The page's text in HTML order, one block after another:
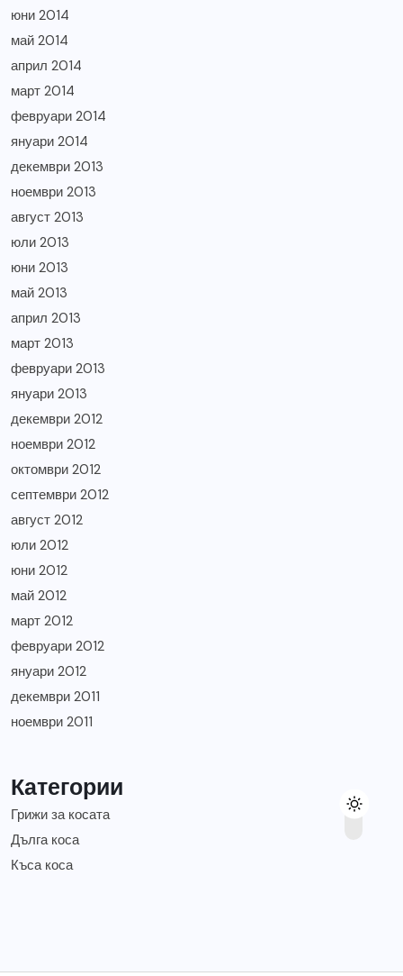
юни 2014
май 2014
април 2014
март 2014
февруари 2014
януари 2014
декември 2013
ноември 2013
август 2013
юли 2013
юни 2013
май 2013
април 2013
март 2013
февруари 2013
януари 2013
декември 2012
ноември 2012
октомври 2012
септември 2012
август 2012
юли 2012
юни 2012
май 2012
март 2012
февруари 2012
януари 2012
декември 2011
ноември 2011
Категории
Грижи за косата
Дълга коса
Къса коса